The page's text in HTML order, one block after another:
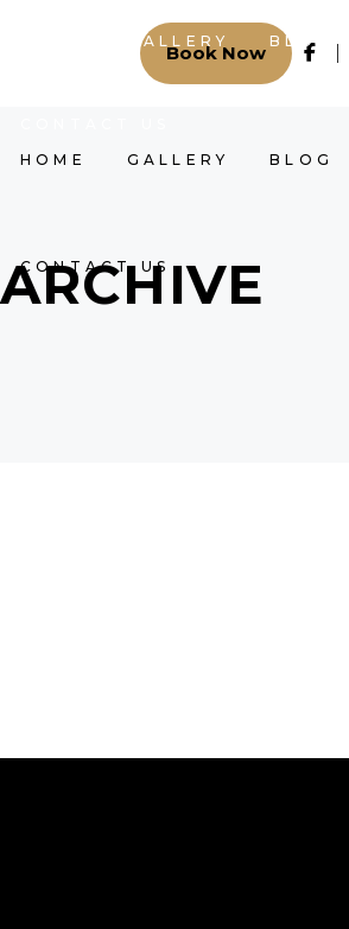
HOME GALLERY BLOG
CONTACT US
Book Now
GALLERY BLOG
ARCHIVE